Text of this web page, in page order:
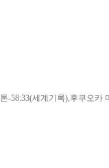
-58:33(세계기록),후쿠오카